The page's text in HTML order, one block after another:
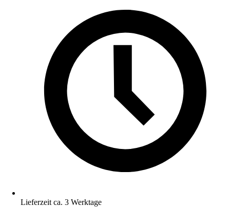
Lieferzeit ca. 3 Werktage